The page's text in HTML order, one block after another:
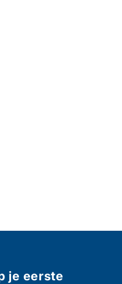
je eerste